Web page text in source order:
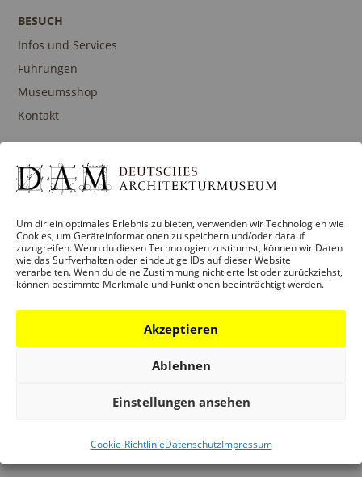
Um dir ein optimales Erlebnis zu bieten, verwenden wir Technologien wie
Cookies, um Geräteinformationen zu speichern und/oder darauf
zuzugreifen. Wenn du diesen Technologien zustimmst, können wir Daten
wie das Surfverhalten oder eindeutige IDs auf dieser Website
verarbeiten. Wenn du deine Zustimmung nicht erteilst oder zurückziehst,
können bestimmte Merkmale und Funktionen beeinträchtigt werden.
Akzeptieren
Ablehnen
Einstellungen ansehen
Cookie-RichtlinieDatenschutzImpressum
BESUCH
Infos und Services
Führungen
Museumsshop
Kontakt
PROGRAMM
Veranstaltungen
Architekturpreise
Publikationen
Führungen und Touren
Ansprechpartner